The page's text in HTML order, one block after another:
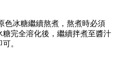
色冰糖繼續熬煮，熬煮時必須
完全溶化後，繼續拌煮至醬汁
。